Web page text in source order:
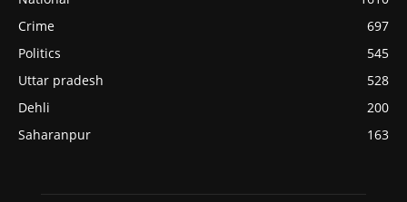
Crime
697
Politics
545
Uttar pradesh
528
Dehli
200
Saharanpur
163